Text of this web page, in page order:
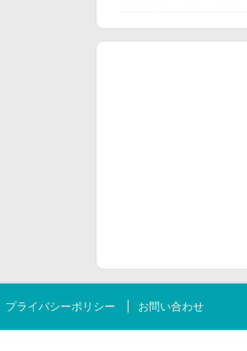
プライバシーポリシー お問い合わせ